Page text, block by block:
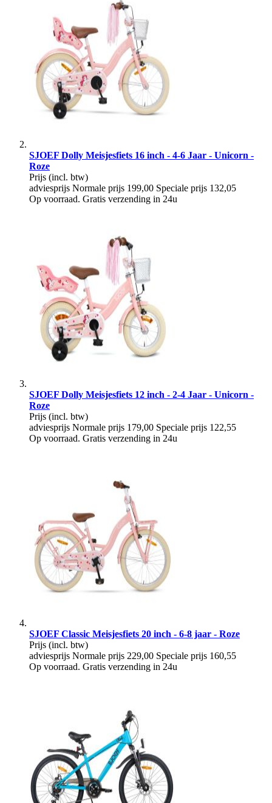
SJOEF Dolly Meisjesfiets 16 inch - 4-6 Jaar - Unicorn -
Roze
Prijs (incl. btw)
adviesprijs Normale prijs 199,00 Speciale prijs 132,05
Op voorraad. Gratis verzending in 24u
SJOEF Dolly Meisjesfiets 12 inch - 2-4 Jaar - Unicorn -
Roze
Prijs (incl. btw)
adviesprijs Normale prijs 179,00 Speciale prijs 122,55
Op voorraad. Gratis verzending in 24u
SJOEF Classic Meisjesfiets 20 inch - 6-8 jaar - Roze
Prijs (incl. btw)
adviesprijs Normale prijs 229,00 Speciale prijs 160,55
Op voorraad. Gratis verzending in 24u